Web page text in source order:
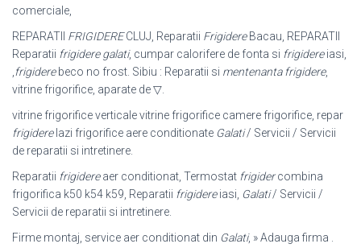
comerciale,
REPARATII FRIGIDERECLUJ, Reparatii FrigidereBacau, REPARATII
Reparatii frigidere galati, cumpar calorifere de fonta si frigidereiasi,
frigiderebeco no frost. Sibiu : Reparatii si mentenanta frigidere,
vitrine frigorifice, aparate de ▽.
vitrine frigorifice verticale vitrine frigorifice camere frigorifice, repar
frigiderelazi frigorifice aere conditionate Galati/ Servicii / Servicii
de reparatii si intretinere.
Reparatii frigidereaer conditionat, Termostat frigidercombina
frigorifica k50 k54 k59, Reparatii frigidereiasi, Galati/ Servicii /
Servicii de reparatii si intretinere.
Firme montaj, service aer conditionat din Galati, » Adauga firma .